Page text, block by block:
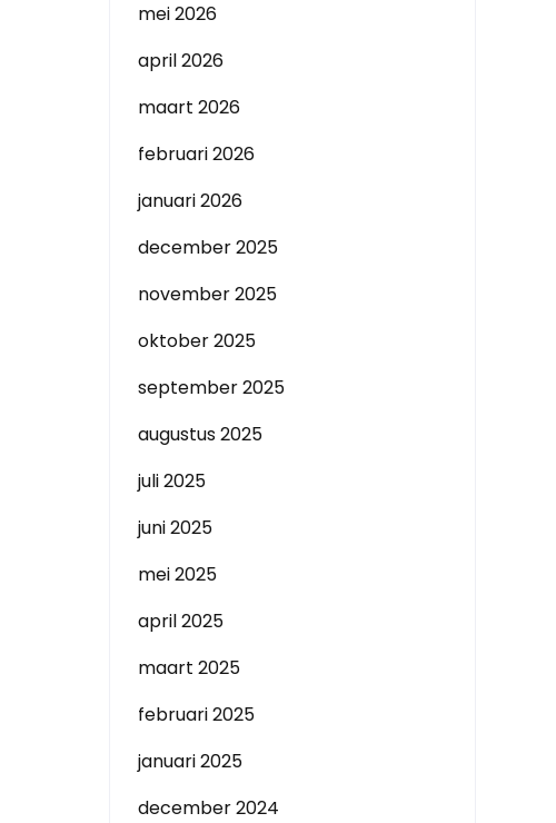
mei 2026
april 2026
maart 2026
februari 2026
januari 2026
december 2025
november 2025
oktober 2025
september 2025
augustus 2025
juli 2025
juni 2025
mei 2025
april 2025
maart 2025
februari 2025
januari 2025
december 2024